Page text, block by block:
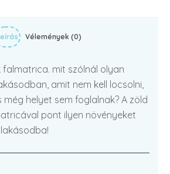
Vélemények (0)
falmatrica. mit szólnál olyan
amit nem kell locsolni,
még helyet sem foglalnak? A zöld
pont ilyen növényeket